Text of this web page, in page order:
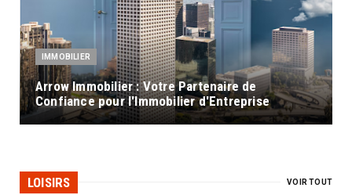
IMMOBILIER
Arrow Immobilier : Votre Partenaire de
Confiance pour l'Immobilier d'Entreprise
LOISIRS VOIR TOUT